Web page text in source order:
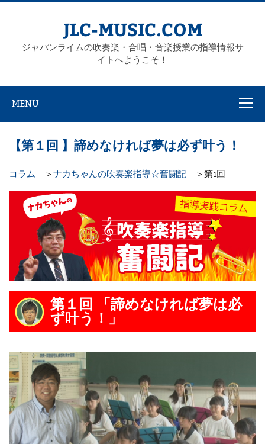
Skip
JLC-MUSIC.COM
ジャパンライムの吹奏楽・合唱・音楽授業の指導情報サ
イトへようこそ！
MENU
【第１回 】諦めなければ夢は必ず叶う！
コラム ＞ナカちゃんの吹奏楽指導☆奮闘記 ＞第1回
第１回 「諦めなければ夢は必
ず叶う！」